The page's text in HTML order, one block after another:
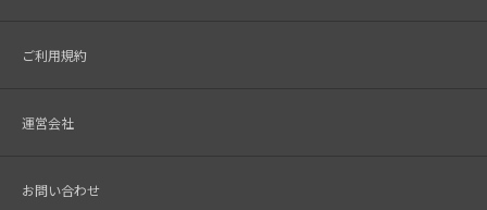
ご利用規約
運営会社
お問い合わせ